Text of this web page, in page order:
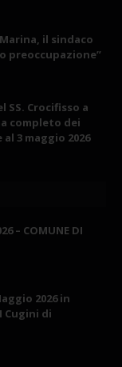
il sindaco
preoccupazione”
Crocifisso a
completo dei
3 maggio 2026
– COMUNE DI
2026 in
Cugini di